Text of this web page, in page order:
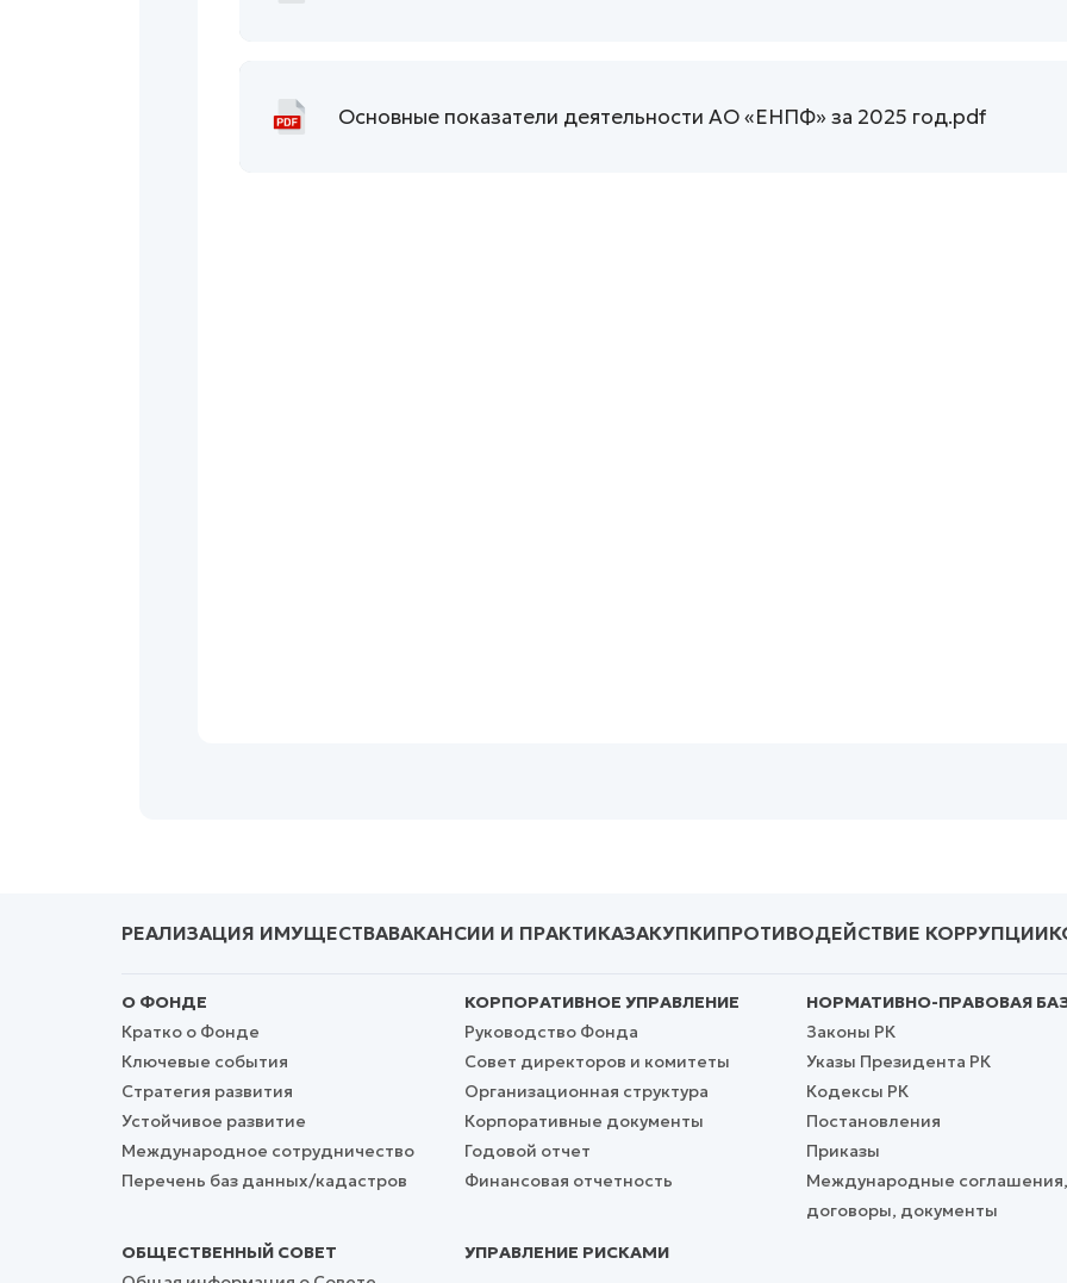
Основные показатели деятельности АО «ЕНПФ» за 2025 год.pdf
РЕАЛИЗАЦИЯ ИМУЩЕСТВАВАКАНСИИ И ПРАКТИКАЗАКУПКИПРОТИВОДЕЙСТВИЕ КОРРУПЦИИ
О ФОНДЕ
Кратко о Фонде
Ключевые события
Стратегия развития
Устойчивое развитие
Международное сотрудничество
Перечень баз данных/кадастров
КОРПОРАТИВНОЕ УПРАВЛЕНИЕ
Руководство Фонда
Совет директоров и комитеты
Организационная структура
Корпоративные документы
Годовой отчет
Финансовая отчетность
НОРМАТИВНО-ПРАВОВАЯ
Законы РК
Указы Президента РК
Кодексы РК
Постановления
Приказы
Международные соглашения,
договоры, документы
ОБЩЕСТВЕННЫЙ СОВЕТ
УПРАВЛЕНИЕ РИСКАМИ